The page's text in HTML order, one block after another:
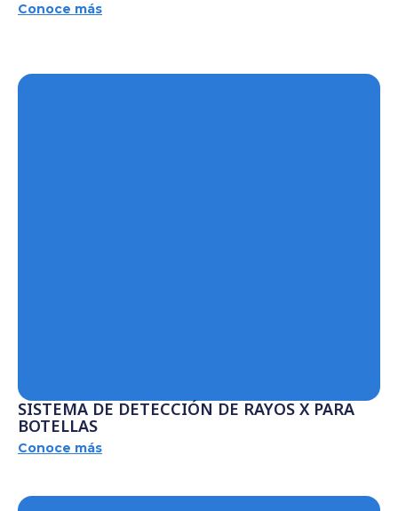
Conoce más
SISTEMA DE DETECCIÓN DE RAYOS X PARA
BOTELLAS
Conoce más